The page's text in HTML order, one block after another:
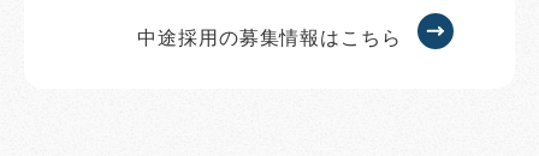
中途採用の募集情報はこちら